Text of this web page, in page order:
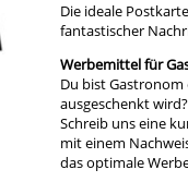
Die ideale
fantastischer
Werbemittel für
Du bist Gastronom
ausgeschenkt
Schreib uns eine
mit einem
das optimale